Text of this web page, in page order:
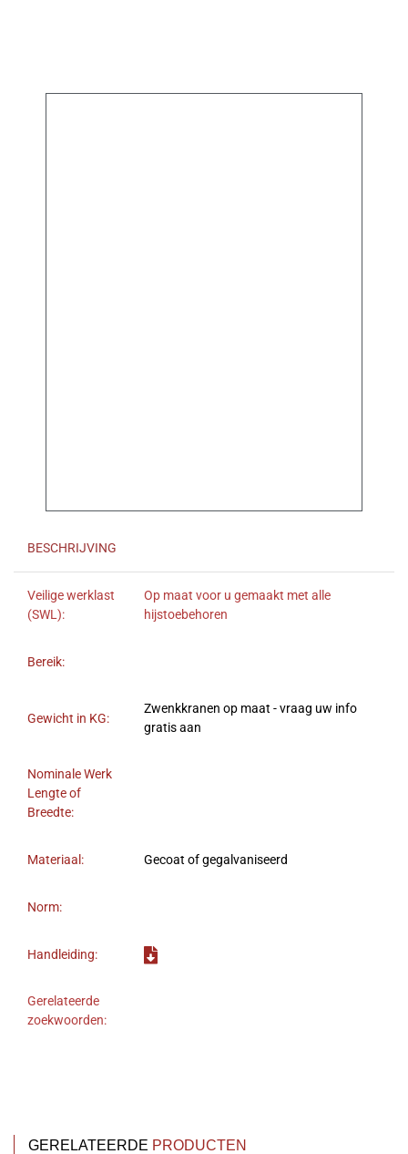
BESCHRIJVING
Veilige werklast
(SWL):
Op maat voor u gemaakt met alle
hijstoebehoren
Bereik:
Gewicht in KG:
Zwenkkranen op maat - vraag uw info
gratis aan
Nominale Werk
Lengte of
Breedte:
Materiaal: Gecoat of gegalvaniseerd
Norm:
Handleiding:
Gerelateerde
zoekwoorden:
GERELATEERDE PRODUCTEN